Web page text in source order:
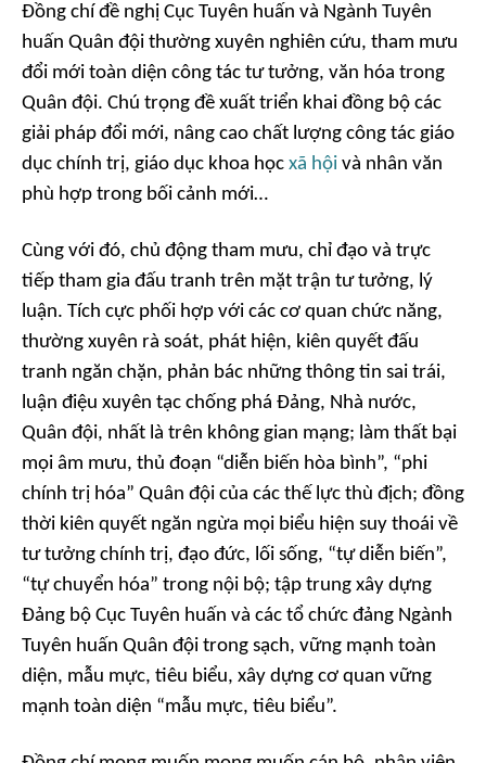
Đồng chí đề nghị Cục Tuyên huấn và Ngành Tuyên
huấn Quân đội thường xuyên nghiên cứu, tham mưu
đổi mới toàn diện công tác tư tưởng, văn hóa trong
Quân đội. Chú trọng đề xuất triển khai đồng bộ các
giải pháp đổi mới, nâng cao chất lượng công tác giáo
dục chính trị, giáo dục khoa học xã hội và nhân văn
phù hợp trong bối cảnh mới…
Cùng với đó, chủ động tham mưu, chỉ đạo và trực
tiếp tham gia đấu tranh trên mặt trận tư tưởng, lý
luận. Tích cực phối hợp với các cơ quan chức năng,
thường xuyên rà soát, phát hiện, kiên quyết đấu
tranh ngăn chặn, phản bác những thông tin sai trái,
luận điệu xuyên tạc chống phá Đảng, Nhà nước,
Quân đội, nhất là trên không gian mạng; làm thất bại
mọi âm mưu, thủ đoạn “diễn biến hòa bình”, “phi
chính trị hóa” Quân đội của các thế lực thù địch; đồng
thời kiên quyết ngăn ngừa mọi biểu hiện suy thoái về
tư tưởng chính trị, đạo đức, lối sống, “tự diễn biến”,
“tự chuyển hóa” trong nội bộ; tập trung xây dựng
Đảng bộ Cục Tuyên huấn và các tổ chức đảng Ngành
Tuyên huấn Quân đội trong sạch, vững mạnh toàn
diện, mẫu mực, tiêu biểu, xây dựng cơ quan vững
mạnh toàn diện “mẫu mực, tiêu biểu”.